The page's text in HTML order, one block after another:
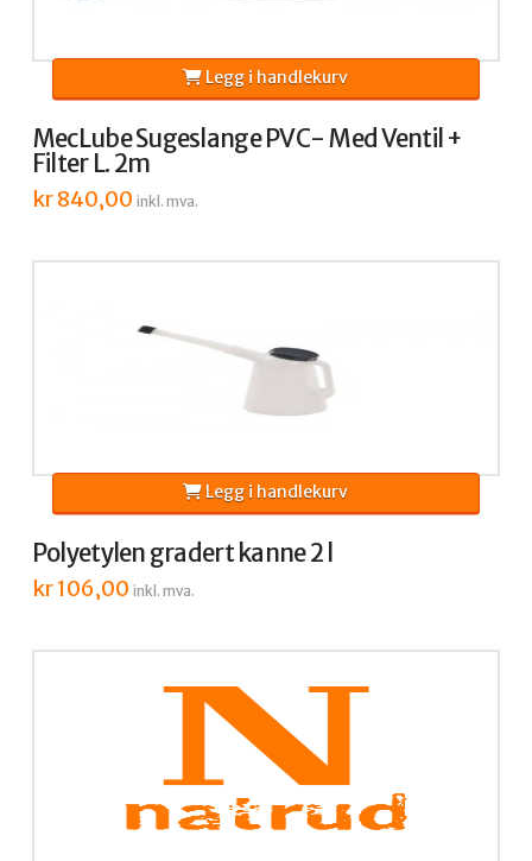
MecLube Sugeslange PVC- Med Ventil +
Filter L. 2m
kr840,00 inkl. mva.
Legg i handlekurv
Polyetylen gradert kanne 2 l
kr106,00 inkl. mva.
Legg i handlekurv